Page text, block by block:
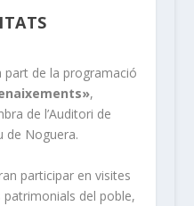
de la programació
,
de l’Auditori de
de Noguera.
participar en visites
patrimonials del poble,